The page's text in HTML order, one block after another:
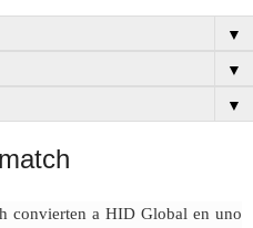
▼
▼
▼
convierten a HID Global en uno